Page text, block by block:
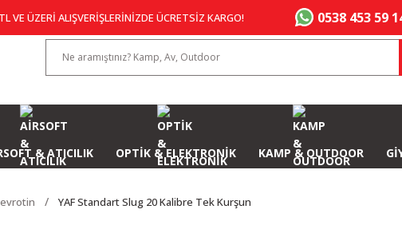
VE ÜZERİ ALIŞVERİŞLERİNİZDE ÜCRETSİZ KARGO! 0538 453 59
& ATICILIK OPTİK & ELEKTRONİK KAMP & OUTDOOR
YAF Standart Slug 20 Kalibre Tek Kurşun